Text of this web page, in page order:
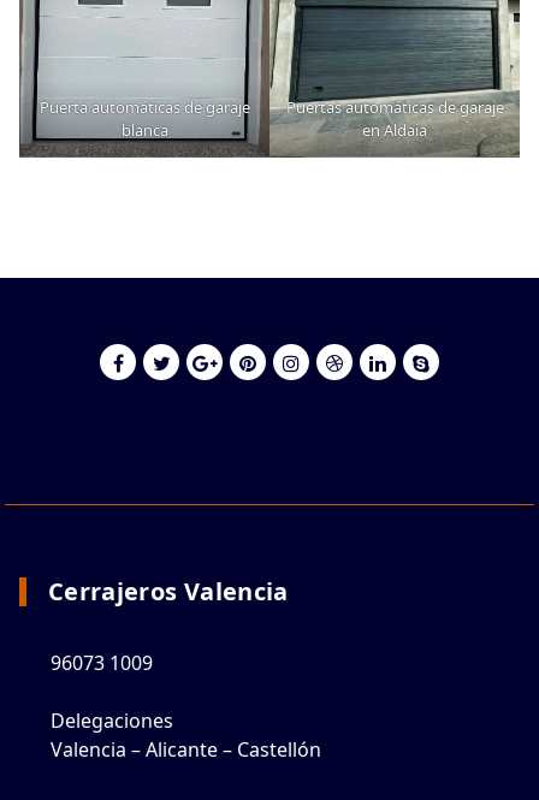
Puerta automáticas de garaje
blanca
Puertas automáticas de garaje
en Aldaia
Cerrajeros Valencia
96073 1009
Delegaciones
Valencia – Alicante – Castellón